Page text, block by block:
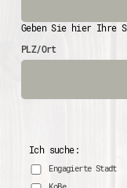
Geben Sie hier Ihre
PLZ/Ort
Ich suche:
Engagierte Stadt